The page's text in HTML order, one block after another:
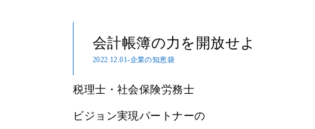
会計帳簿の力を開放せよ
2022.12.01-企業の知恵袋
税理士・社会保険労務士
ビジョン実現パートナーの